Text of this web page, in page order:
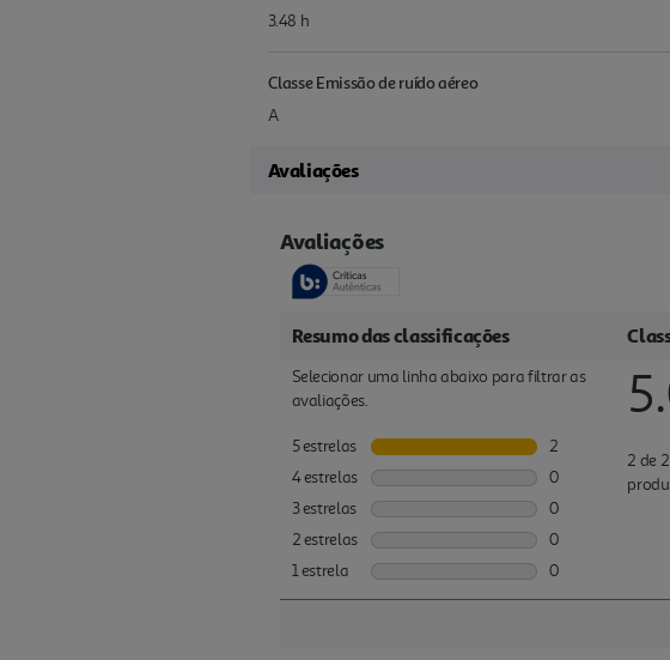
3.48 h
Classe Emissão de ruído aéreo
A
Avaliações